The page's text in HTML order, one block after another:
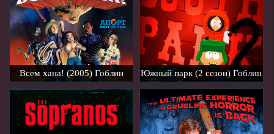
Всем хана! (2005) Гоблин Южный парк (2 сезон) Гоблин